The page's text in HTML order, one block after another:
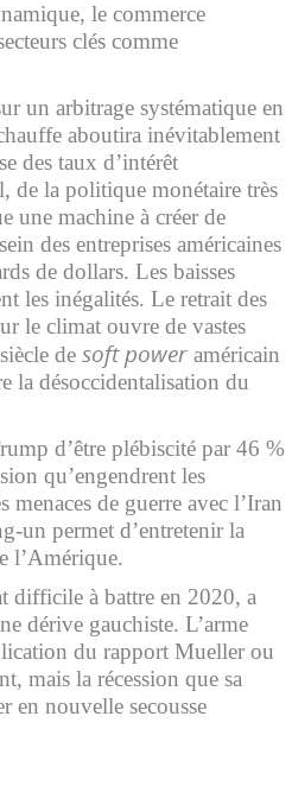
le commerce
clés comme
un arbitrage systématique en
aboutira inévitablement
des taux d’intérêt
de la politique monétaire très
une machine à créer de
des entreprises américaines
de dollars. Les baisses
les inégalités. Le retrait des
le climat ouvre de vastes
de soft power américain
la désoccidentalisation du
d’être plébiscité par 46 %
qu’engendrent les
de guerre avec l’Iran
un permet d’entretenir la
l’Amérique.
difficile à battre en 2020, a
dérive gauchiste. L’arme
du rapport Mueller ou
mais la récession que sa
en nouvelle secousse